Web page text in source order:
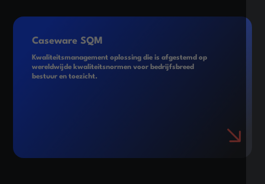
Caseware SQM
Kwaliteitsmanagement oplossing die is afgestemd op
wereldwijde kwaliteitsnormen voor bedrijfsbreed
bestuur en toezicht.